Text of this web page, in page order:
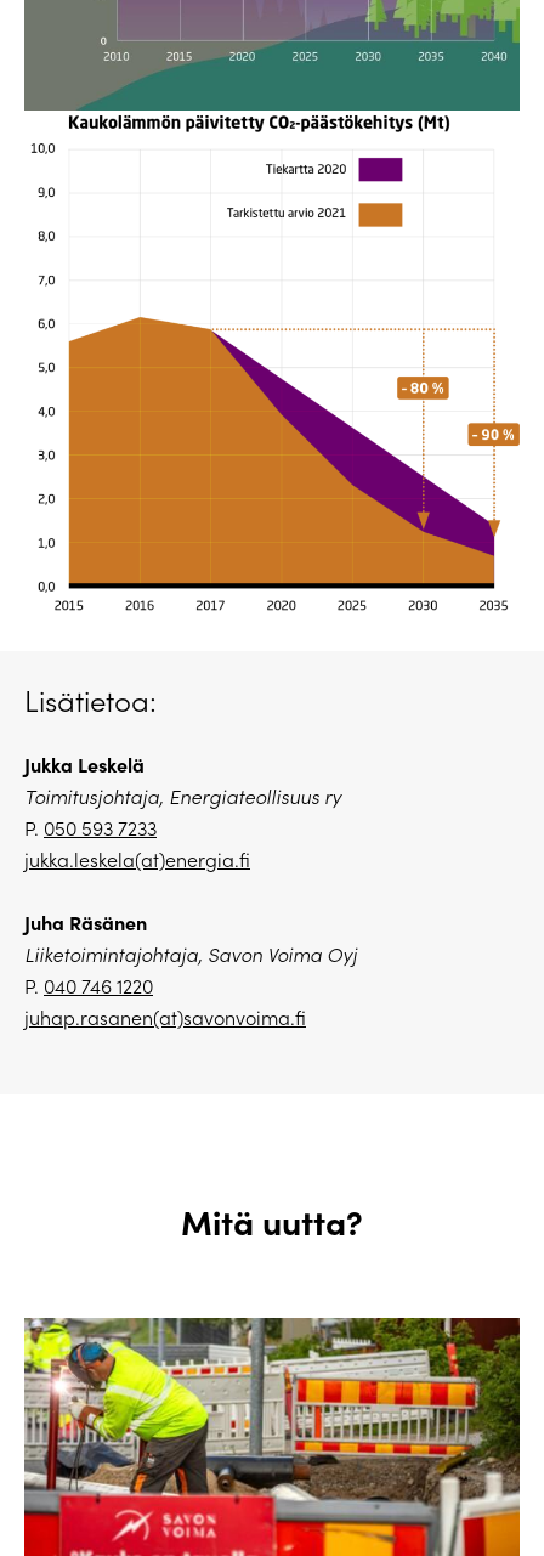
Lisätietoa:
Jukka Leskelä
Toimitusjohtaja, Energiateollisuus ry
P. 050 593 7233
jukka.leskela(at)energia.fi
Juha Räsänen
Liiketoimintajohtaja, Savon Voima Oyj
P. 040 746 1220
juhap.rasanen(at)savonvoima.fi
Mitä uutta?